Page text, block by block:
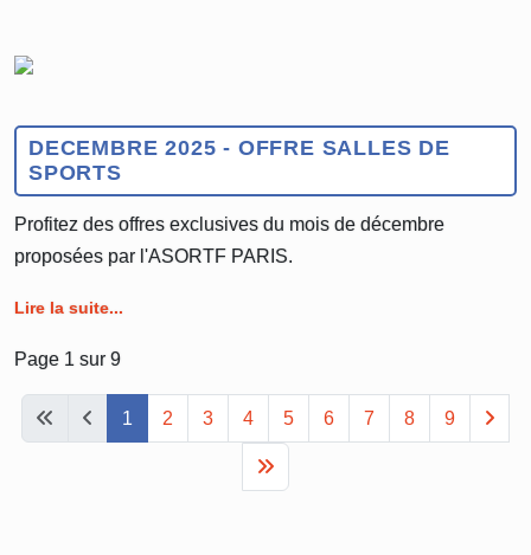
DECEMBRE 2025 - OFFRE SALLES DE
SPORTS
Profitez des offres exclusives du mois de décembre
proposées par l'ASORTF PARIS.
Lire la suite...
Page 1 sur 9
1 2 3 4 5 6 7 8 9